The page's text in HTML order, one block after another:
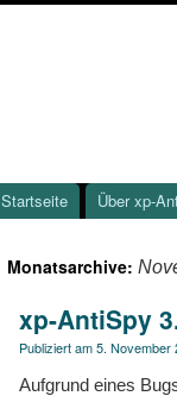
Startseite Über xp-
Monatsarchive:
xp-AntiSpy
Publiziert am5. November
Aufgrund eines